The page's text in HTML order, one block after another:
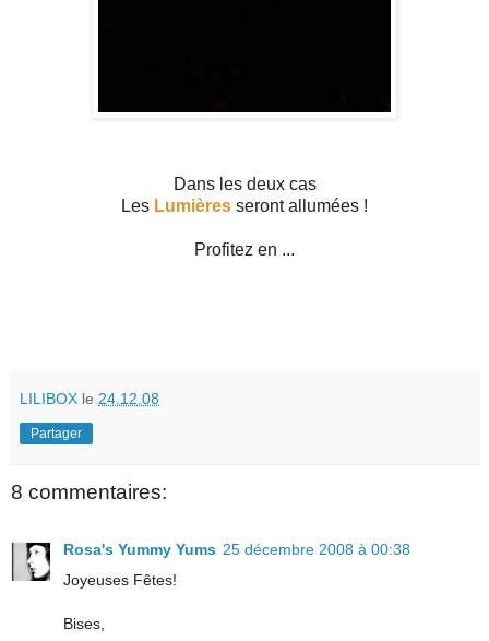
Dans les deux cas
Les Lumières seront allumées !
Profitez en ...
LILIBOX le 24.12.08
Partager
8 commentaires:
Rosa's Yummy Yums 25 décembre 2008 à 00:38
Joyeuses Fêtes!
Bises,